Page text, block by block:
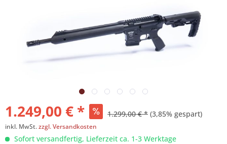
1.249,00 € * 1.299,00 € * (3,85% gespart)
inkl. MwSt.zzgl. Versandkosten
Sofort versandfertig, Lieferzeit ca. 1-3 Werktage